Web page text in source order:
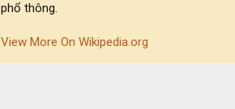
phổ thông.
View More On Wikipedia.org